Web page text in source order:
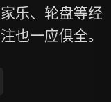
乐、轮盘等经
也一应俱全。